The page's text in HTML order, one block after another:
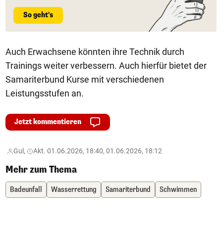
So geht's
Auch Erwachsene könnten ihre Technik durch
Trainings weiter verbessern. Auch hierfür bietet der
Samariterbund Kurse mit verschiedenen
Leistungsstufen an.
Jetzt kommentieren
Gul, Akt. 01.06.2026, 18:40, 01.06.2026, 18:12
Mehr zum Thema
Badeunfall Wasserrettung Samariterbund Schwimmen